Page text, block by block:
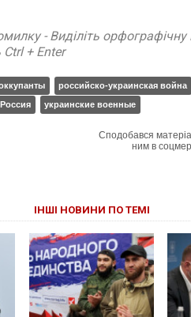
- Виділіть
+ Enter
российско-украинская война
Россия украинские военные
Сподобався
ним в
ІНШІ НОВИНИ ПО ТЕМІ